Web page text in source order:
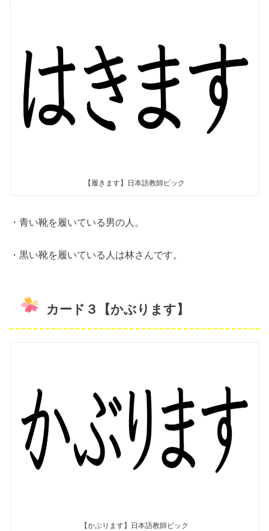
【履きます】日本語教師ピック
・青い靴を履いている男の人。
・黒い靴を履いている人は林さんです。
カード３【かぶります】
【かぶります】日本語教師ピック